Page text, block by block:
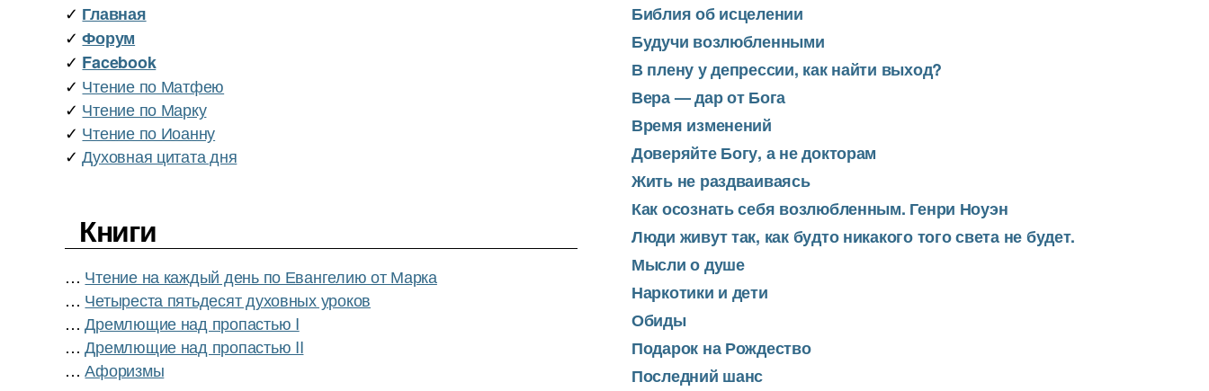
✓ Главная
✓Форум
✓ Facebook
✓ Чтение по Матфею
✓ Чтение по Марку
✓ Чтение по Иоанну
✓Духовная цитата дня
Книги
… Чтение на каждый день по Евангелию от Марка
… Четыреста пятьдесят духовных уроков
…Дремлющие над пропастью I
…Дремлющие над пропастью II
…Афоризмы
Библия об исцелении
Будучи возлюбленными
В плену у депрессии, как найти выход?
Вера — дар от Бога
Время изменений
Доверяйте Богу, а не докторам
Жить не раздваиваясь
Как осознать себя возлюбленным. Генри Ноуэн
Люди живут так, как будто никакого того света не будет.
Мысли о душе
Наркотики и дети
Обиды
Подарок на Рождество
Последний шанс